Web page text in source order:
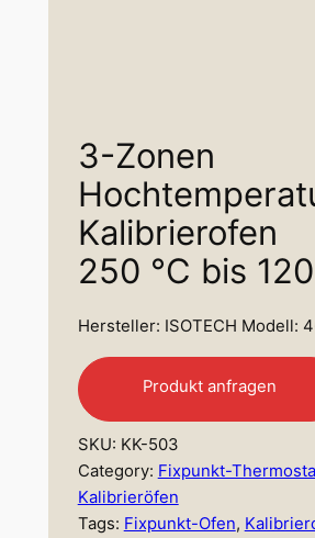
3-Zonen
Kalibrierofen
250 °C bis
Hersteller: ISOTECH Modell:
Produkt anfragen
SKU: KK-503
Category: Fixpunkt-
Kalibrieröfen
Tags: Fixpunkt-Ofen,